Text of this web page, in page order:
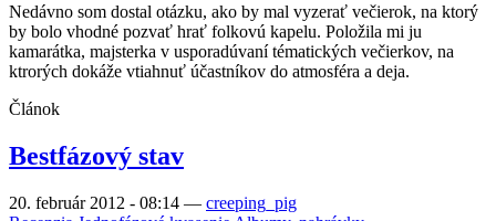
Nedávno som dostal otázku, ako by mal vyzerať večierok, na ktorý
by bolo vhodné pozvať hrať folkovú kapelu. Položila mi ju
kamarátka, majsterka v usporadúvaní tématických večierkov, na
ktrorých dokáže vtiahnuť účastníkov do atmosféra a deja.
Článok
Bestfázový stav
20. február 2012 - 08:14 — creeping_pig